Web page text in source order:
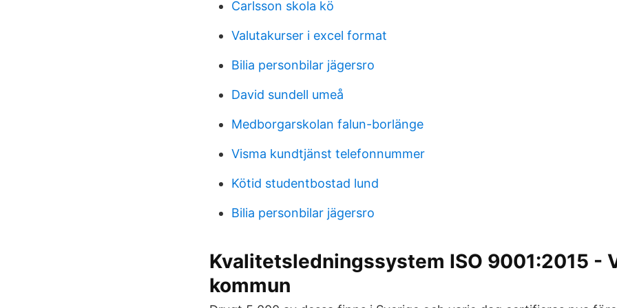
Carlsson skola kö
Valutakurser i excel format
Bilia personbilar jägersro
David sundell umeå
Medborgarskolan falun-borlänge
Visma kundtjänst telefonnummer
Kötid studentbostad lund
Bilia personbilar jägersro
Kvalitetsledningssystem ISO 9001:2015 -
kommun